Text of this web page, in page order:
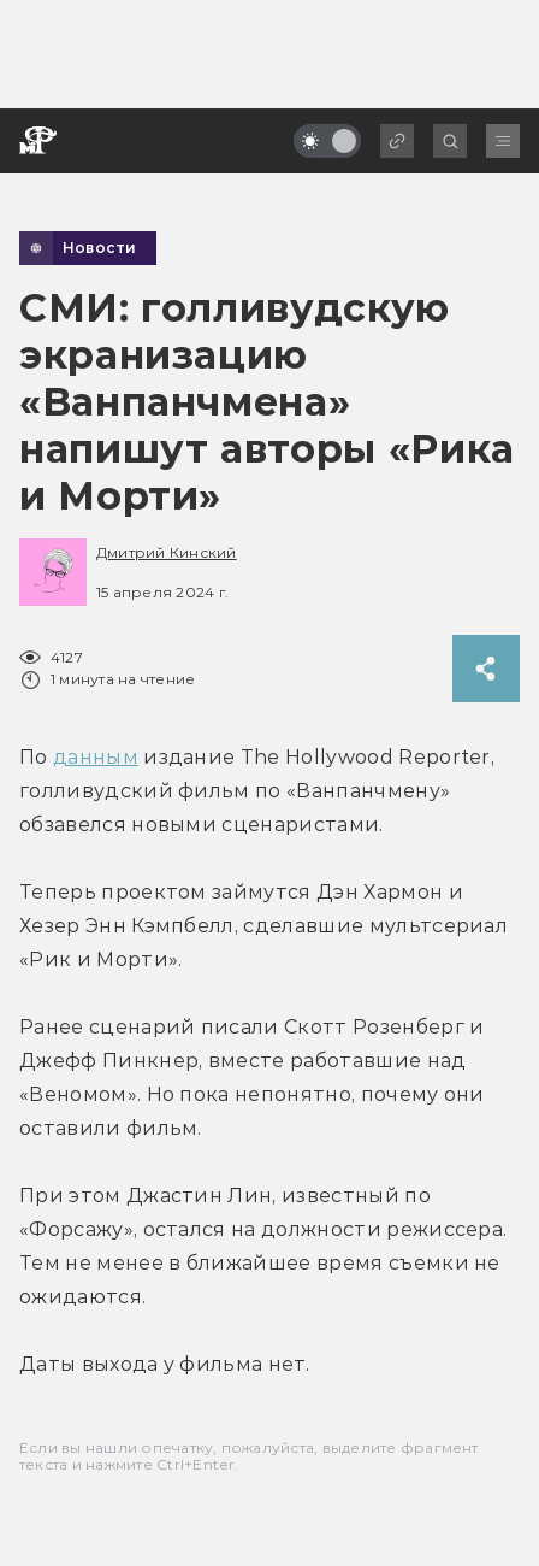
Новости
СМИ: голливудскую
экранизацию
«Ванпанчмена»
напишут авторы «Рика
и Морти»
Дмитрий Кинский
15 апреля 2024 г.
4127
1 минута на чтение
По данным издание The Hollywood Reporter,
голливудский фильм по «Ванпанчмену»
обзавелся новыми сценаристами.
Теперь проектом займутся Дэн Хармон и
Хезер Энн Кэмпбелл, сделавшие мультсериал
«Рик и Морти».
Ранее сценарий писали Скотт Розенберг и
Джефф Пинкнер, вместе работавшие над
«Веномом». Но пока непонятно, почему они
оставили фильм.
При этом Джастин Лин, известный по
«Форсажу», остался на должности режиссера.
Тем не менее в ближайшее время съемки не
ожидаются.
Даты выхода у фильма нет.
Если вы нашли опечатку, пожалуйста, выделите фрагмент
текста и нажмите Ctrl+Enter.